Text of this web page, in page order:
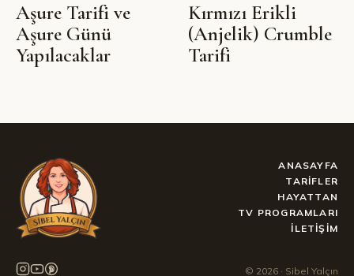
Aşure Tarifi ve
Aşure Günü
Yapılacaklar
Kırmızı Erikli
(Anjelik) Crumble
Tarifi
© 2026 · Sibel Yalçın
ANASAYFA
TARIFLER
HAYATTAN
TV PROGRAMLARI
İLETIŞIM